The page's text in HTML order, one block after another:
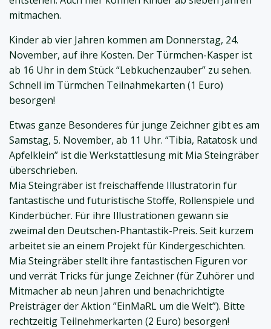
mitmachen.
Kinder ab vier Jahren kommen am Donnerstag, 24.
November, auf ihre Kosten. Der Türmchen-Kasper ist
ab 16 Uhr in dem Stück “Lebkuchenzauber” zu sehen.
Schnell im Türmchen Teilnahmekarten (1 Euro)
besorgen!
Etwas ganze Besonderes für junge Zeichner gibt es am
Samstag, 5. November, ab 11 Uhr. “Tibia, Ratatosk und
Apfelklein” ist die Werkstattlesung mit Mia Steingräber
überschrieben.
Mia Steingräber ist freischaffende Illustratorin für
fantastische und futuristische Stoffe, Rollenspiele und
Kinderbücher. Für ihre Illustrationen gewann sie
zweimal den Deutschen-Phantastik-Preis. Seit kurzem
arbeitet sie an einem Projekt für Kindergeschichten.
Mia Steingräber stellt ihre fantastischen Figuren vor
und verrät Tricks für junge Zeichner (für Zuhörer und
Mitmacher ab neun Jahren und benachrichtigte
Preisträger der Aktion ”EinMaRL um die Welt”). Bitte
rechtzeitig Teilnehmerkarten (2 Euro) besorgen!